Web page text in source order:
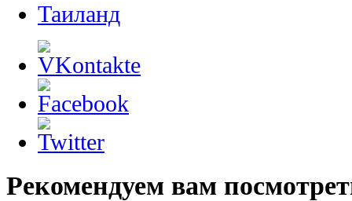
Таиланд
Рекомендуем вам